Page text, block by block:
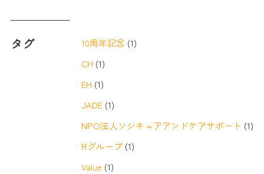
タグ 10周年記念 (1)
CH (1)
EH (1)
JADE (1)
NPO法人ソシキュアアンドケアサポート (1)
Rグループ (1)
Value (1)